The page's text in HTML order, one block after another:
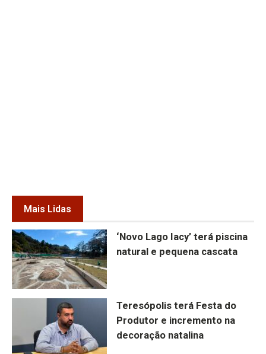
Mais Lidas
‘Novo Lago Iacy’ terá piscina
natural e pequena cascata
Teresópolis terá Festa do
Produtor e incremento na
decoração natalina